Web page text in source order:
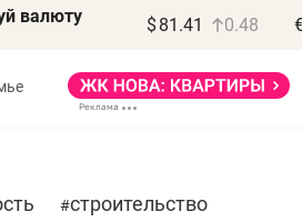
валюту $ 81.41 0.48
#строительство